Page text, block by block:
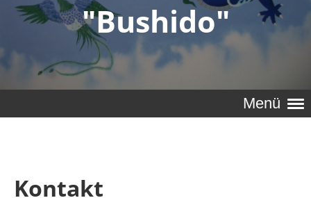
"Bushido"
Menü
Kontakt